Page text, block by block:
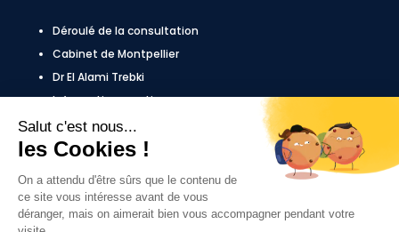
Déroulé de la consultation
Cabinet de Montpellier
Dr El Alami Trebki
Informations pratiques
Honoraires
MENTIONS LÉGALES